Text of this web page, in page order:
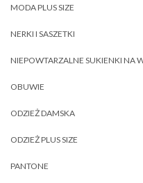
MODA PLUS SIZE
NERKI I SASZETKI
NIEPOWTARZALNE SUKIENKI NA
OBUWIE
ODZIEŻ DAMSKA
ODZIEŻ PLUS SIZE
PANTONE